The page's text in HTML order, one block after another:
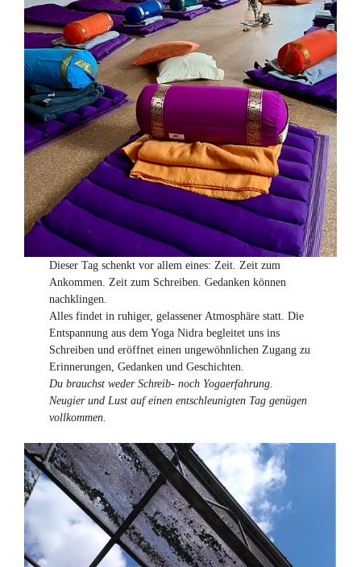
Dieser Tag schenkt vor allem eines: Zeit. Zeit zum
Ankommen. Zeit zum Schreiben. Gedanken können
nachklingen.
Alles findet in ruhiger, gelassener Atmosphäre statt. Die
Entspannung aus dem Yoga Nidra begleitet uns ins
Schreiben und eröffnet einen ungewöhnlichen Zugang zu
Erinnerungen, Gedanken und Geschichten.
Du brauchst weder Schreib- noch Yogaerfahrung.
Neugier und Lust auf einen entschleunigten Tag genügen
vollkommen.